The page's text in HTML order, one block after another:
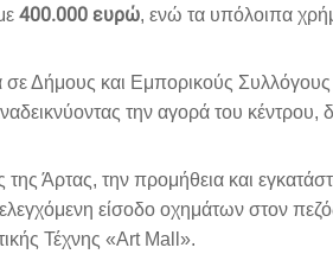
400.000 ευρώ, ενώ τα υπόλοιπα
σε Δήμους και Εμπορικούς
την αγορά του κέντρου,
Άρτας, την προμήθεια και
είσοδο οχημάτων στον
Τέχνης «Art Mall».